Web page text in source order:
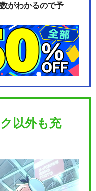
がわかるので予
以外も充